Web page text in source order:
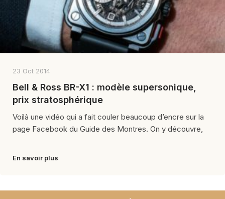
23 Oct 2014
Bell & Ross BR-X1 : modèle supersonique,
prix stratosphérique
Voilà une vidéo qui a fait couler beaucoup d’encre sur la
page Facebook du Guide des Montres. On y découvre,
En savoir plus